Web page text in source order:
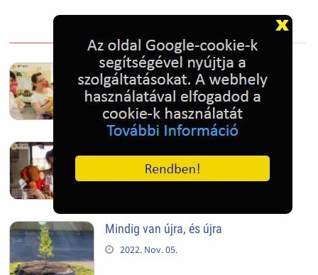
Bohócdoktorok egész éves munkáját
segíti az adó egy százalék felajánlás
2024. Feb. 27.
Adó 1% felajánlással adóbevalláskor
segítheted a gyermekmentést
2024. Feb. 27.
Mindig van újra, és újra
2022. Nov. 05.